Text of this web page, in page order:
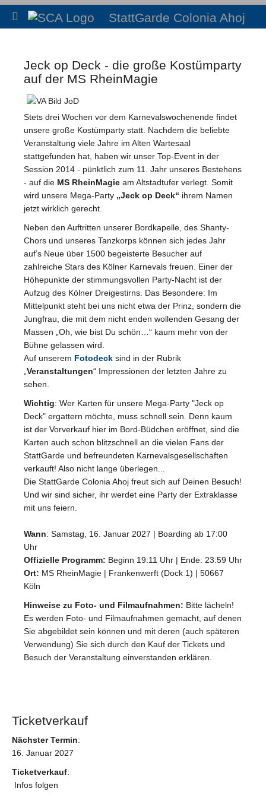
StattGarde Colonia Ahoj
Jeck op Deck - die große Kostümparty
auf der MS RheinMagie
Stets drei Wochen vor dem Karnevalswochenende findet
unsere große Kostümparty statt. Nachdem die beliebte
Veranstaltung viele Jahre im Alten Wartesaal
stattgefunden hat, haben wir unser Top-Event in der
Session 2014 - pünktlich zum 11. Jahr unseres Bestehens
- auf die MS RheinMagie am Altstadtufer verlegt. Somit
wird unsere Mega-Party „Jeck op Deck“ ihrem Namen
jetzt wirklich gerecht.
Neben den Auftritten unserer Bordkapelle, des Shanty-
Chors und unseres Tanzkorps können sich jedes Jahr
auf’s Neue über 1500 begeisterte Besucher auf
zahlreiche Stars des Kölner Karnevals freuen. Einer der
Höhepunkte der stimmungsvollen Party-Nacht ist der
Aufzug des Kölner Dreigestirns. Das Besondere: Im
Mittelpunkt steht bei uns nicht etwa der Prinz, sondern die
Jungfrau, die mit dem nicht enden wollenden Gesang der
Massen „Oh, wie bist Du schön…“ kaum mehr von der
Bühne gelassen wird.
Auf unserem Fotodeck sind in der Rubrik
Veranstaltungen“ Impressionen der letzten Jahre zu
sehen.
Wichtig: Wer Karten für unsere Mega-Party "Jeck op
Deck" ergattern möchte, muss schnell sein. Denn kaum
ist der Vorverkauf hier im Bord-Büdchen eröffnet, sind die
Karten auch schon blitzschnell an die vielen Fans der
StattGarde und befreundeten Karnevalsgesellschaften
verkauft! Also nicht lange überlegen...
Die StattGarde Colonia Ahoj freut sich auf Deinen Besuch!
Und wir sind sicher, ihr werdet eine Party der Extraklasse
mit uns feiern.
Wann: Samstag, 16. Januar 2027 | Boarding ab 17:00
Uhr
Offizielle Programm: Beginn 19:11 Uhr | Ende: 23:59 Uhr
Ort: MS RheinMagie | Frankenwerft (Dock 1) | 50667
Köln
Hinweise zu Foto- und Filmaufnahmen: Bitte lächeln!
Es werden Foto- und Filmaufnahmen gemacht, auf denen
Sie abgebildet sein können und mit deren (auch späteren
Verwendung) Sie sich durch den Kauf der Tickets und
Besuch der Veranstaltung einverstanden erklären.
Ticketverkauf
Nächster Termin:
16. Januar 2027
Ticketverkauf:
Infos folgen